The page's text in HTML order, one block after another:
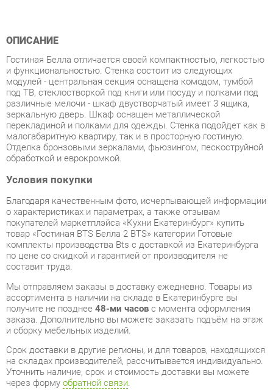
и функциональностью. Стенка состоит из следующих
под ТВ, стеклостворкой под книги или посуду и полками под
различные мелочи - шкаф двустворчатый имеет 3 ящика,
зеркальную дверь. Шкаф оснащен металлической
перекладиной и полками для одежды. Стенка подойдет как в
малогабаритную квартиру, так и в просторную гостиную.
Отделка бронзовыми зеркалами, фьюзингом, пескоструйной
обработкой и еврокромкой.
Условия покупки
Благодаря качественным фото, исчерпывающей информации
о характеристиках и параметрах, а также отзывам
покупателей маркетплэйса «Кухни Екатеринбург» купить
товар «Гостиная BTS Белла 2 BTS» категории Готовые
комплекты производства Bts с доставкой из Екатеринбурга
по цене со скидкой и гарантией от производителя не
составит труда.
Мы отправляем заказы в доставку ежедневно. Товары из
ассортимента в наличии на складе в Екатеринбурге вы
получите не позднее
и сборку мебельных изделий.
Срок доставки в другие регионы, и для товаров, находящихся
на складах производителей, рассчитывается индивидуально.
Уточнить наличие, срок и стоимость доставки вы можете
В любой момент до передачи заказа в доставку, а также в
течение 7-ми дней после получения заказа вы можете
изменить выборили принять решение об отказе от покупки.